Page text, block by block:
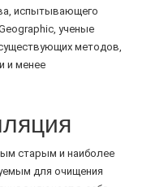
испытывающего
ученые
методов,
и менее
старым и наиболее
для очищения